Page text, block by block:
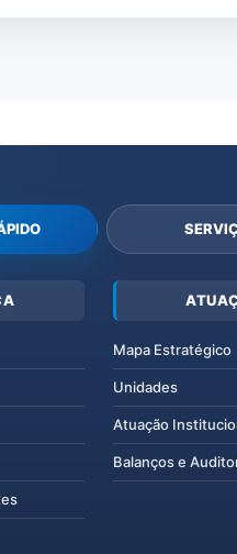
Mapa Estratégico
Unidades
Atuação
Balanços e